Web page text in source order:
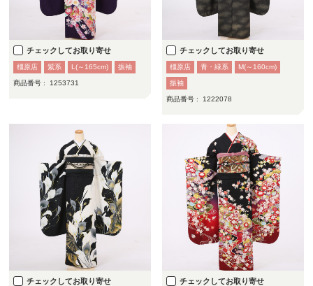
チェックしてお取り寄せ
橿原店 紫系 L(～165cm) 振袖
商品番号 : 1253731
チェックしてお取り寄せ
橿原店 青・緑系 M(～160cm)
振袖
商品番号 : 1222078
チェックしてお取り寄せ チェックしてお取り寄せ